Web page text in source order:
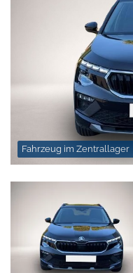
Fahrzeug im Zentrallager